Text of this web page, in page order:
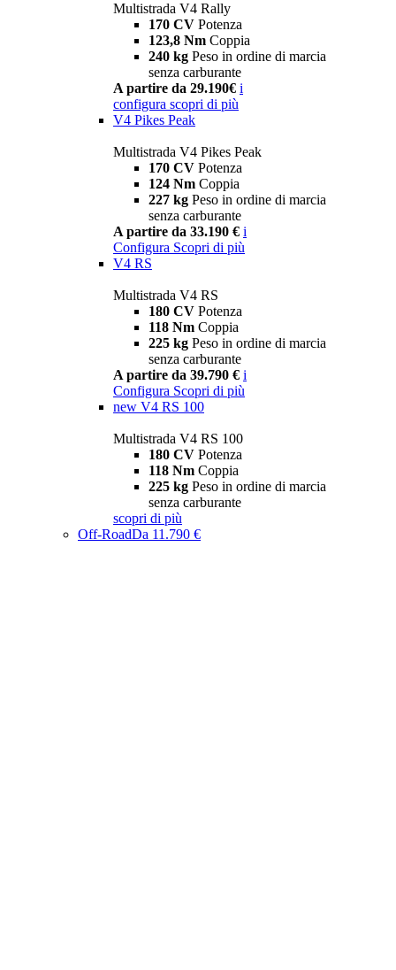
Multistrada V4 Rally
170 CV Potenza
123,8 Nm Coppia
240 kg Peso in ordine di marcia
senza carburante
A partire da 29.190€ i
configura scopri di più
V4 Pikes Peak
Multistrada V4 Pikes Peak
170 CV Potenza
124 Nm Coppia
227 kg Peso in ordine di marcia
senza carburante
A partire da 33.190 € i
Configura Scopri di più
V4 RS
Multistrada V4 RS
180 CV Potenza
118 Nm Coppia
225 kg Peso in ordine di marcia
senza carburante
A partire da 39.790 € i
Configura Scopri di più
new V4 RS 100
Multistrada V4 RS 100
180 CV Potenza
118 Nm Coppia
225 kg Peso in ordine di marcia
senza carburante
scopri di più
Off-RoadDa 11.790 €